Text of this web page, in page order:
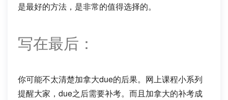
是最好的方法，是非常的值得选择的。
写在最后：
你可能不太清楚加拿大due的后果。网上课程小系列
提醒大家，due之后需要补考。而且加拿大的补考成